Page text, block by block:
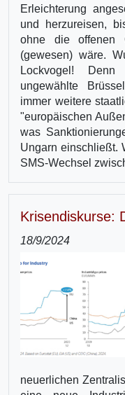
Erleichterung
und herzureisen,
ohne die offenen
(gewesen) wäre.
Lockvogel!
ungewählte
immer weitere
"europäischen
was
Ungarn einschließt.
SMS-Wechsel
Krisendiskurse:
18/9/2024
neuerlichen